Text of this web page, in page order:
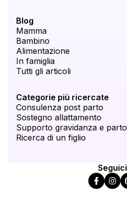
Blog
Mamma
Bambino
Alimentazione
In famiglia
Tutti gli articoli
Categorie più ricercate
Consulenza post parto
Sostegno allattamento
Supporto gravidanza e parto
Ricerca di un figlio
Seguici